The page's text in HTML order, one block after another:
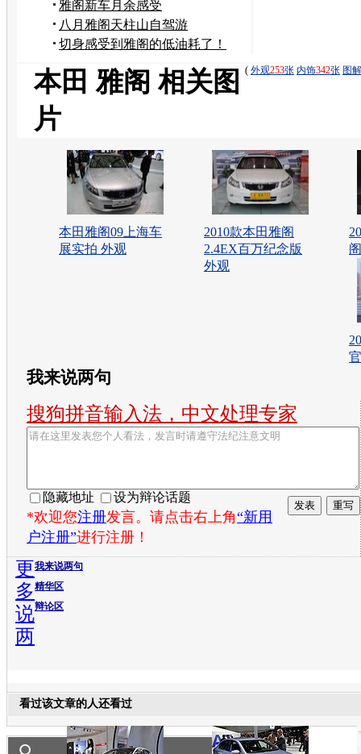
车的
雅阁新车月余感受
八月雅阁天柱山自驾游
切身感受到雅阁的低油耗了！
( 外观253张 内饰342张 图解
本田 雅阁 相关图
片
本田雅阁09上海车
展实拍 外观
2010款本田雅阁
2.4EX百万纪念版
外观
我来说两句
搜狗拼音输入法，中文处理专家
隐藏地址 设为辩论话题
*欢迎您注册发言。请点击右上角“新用
户注册”进行注册！
我来说两句
精华区
辩论区
更
多
说
两
看过该文章的人还看过